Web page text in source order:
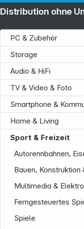
PC & Zubehör
Storage
Audio & HiFi
TV & Video & Foto
Smartphone &
Home & Living
Sport & Freizeit
Autorennbahnen,
Bauen, Konstruktion
Multimedia &
Ferngesteuertes
Spiele
Distribution ohne